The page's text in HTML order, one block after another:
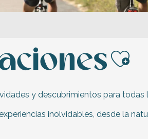
y descubrimientos para
inolvidables, desde la